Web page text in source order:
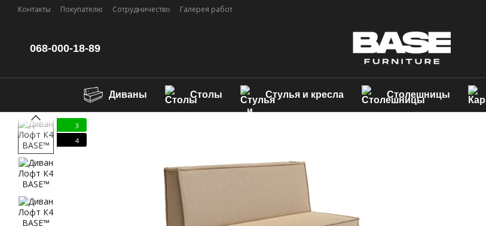
Перейти к основному контенту
Контакты Покупателю Сотрудничество Галерея работ
068-000-18-89
Диваны Столы Стулья и кресла Столешницы
3
4